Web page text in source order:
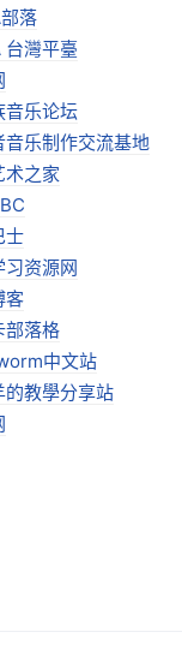
落
台灣平臺
音乐论坛
音乐制作交流基地
术之家
士
习资源网
客
部落格
中文站
的教學分享站